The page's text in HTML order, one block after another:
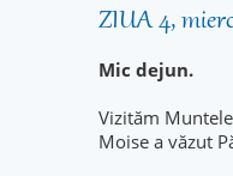
ZIUA 4,
Mic dejun.
Vizităm Muntele
Moise a văzut